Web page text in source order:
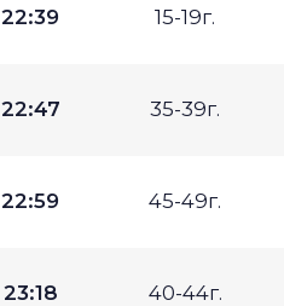
22:39 15-19г.
22:47 35-39г.
22:59 45-49г.
23:18 40-44г.